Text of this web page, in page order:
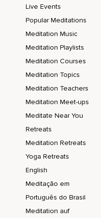
¿Qué forma tiene?
¿Cómo huele?
Quiero que observes y te
mínimo detalle.
Eso es.
Por todos lados percibe.
Por arriba,
Por abajo,
Por los lados.
¿Y qué ves?
¿Qué sientes?
¿Cómo huele?
Live Events
Popular Meditations
Meditation Music
Meditation Playlists
Meditation Courses
Meditation Topics
Meditation Teachers
Meditation Meet-ups
Meditate Near You
Retreats
Meditation Retreats
Yoga Retreats
English
Meditação em
Português do Brasil
Meditation auf